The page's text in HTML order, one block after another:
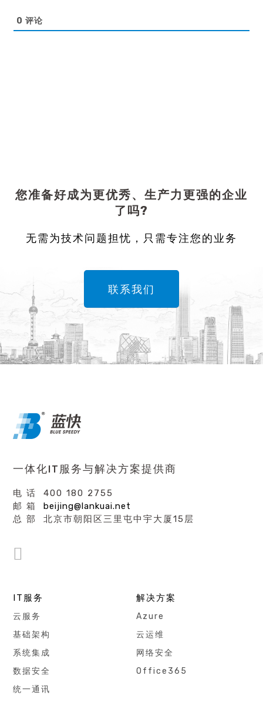
0 评论
您准备好成为更优秀、生产力更强的企业
了吗?
无需为技术问题担忧，只需专注您的业务
联系我们
一体化IT服务与解决方案提供商
电 话 400 180 2755
邮 箱beijing@lankuai.net
总 部 北京市朝阳区三里屯中宇大厦15层
IT服务
云服务
基础架构
系统集成
数据安全
统一通讯
解决方案
Azure
云运维
网络安全
Office365